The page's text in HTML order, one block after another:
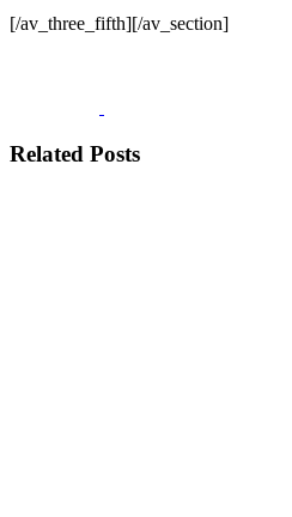
[/av_three_fifth][/av_section]
Related Posts